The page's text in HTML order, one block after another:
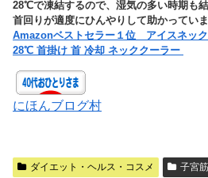
28℃で凍結するので、湿気の多い時期も
首回りが適度にひんやりして助かっていま
Amazonベストセラー１位 アイスネッ
28℃ 首掛け 首 冷却 ネッククーラー
にほんブログ村
ダイエット・ヘルス・コスメ 子宮